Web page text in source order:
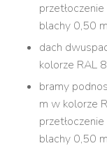
blachy 0,50
dach
kolorze RAL
bramy
m w kolorze
blachy 0,50